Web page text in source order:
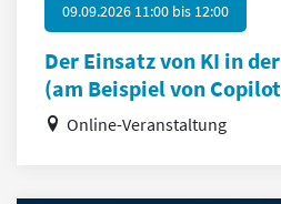
09.09.2026 11:00 bis 12:00
Der Einsatz von KI in
(am Beispiel von
Online-Veranstaltung